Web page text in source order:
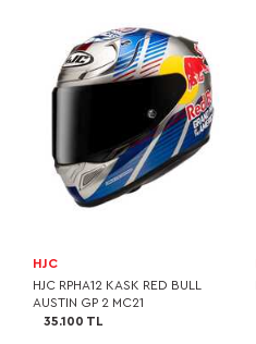
HJC
HJC RPHA12 KASK RED BULL
AUSTIN GP 2 MC21
35.100 TL